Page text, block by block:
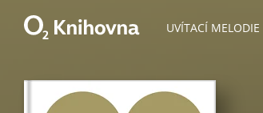
UVÍTACÍ MELODIE